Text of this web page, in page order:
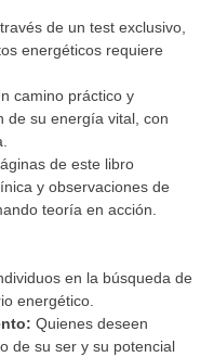
de un test exclusivo,
energéticos requiere
camino práctico y
de su energía vital, con
de este libro
y observaciones de
teoría en acción.
en la búsqueda de
energético.
Quienes deseen
de su ser y su potencial